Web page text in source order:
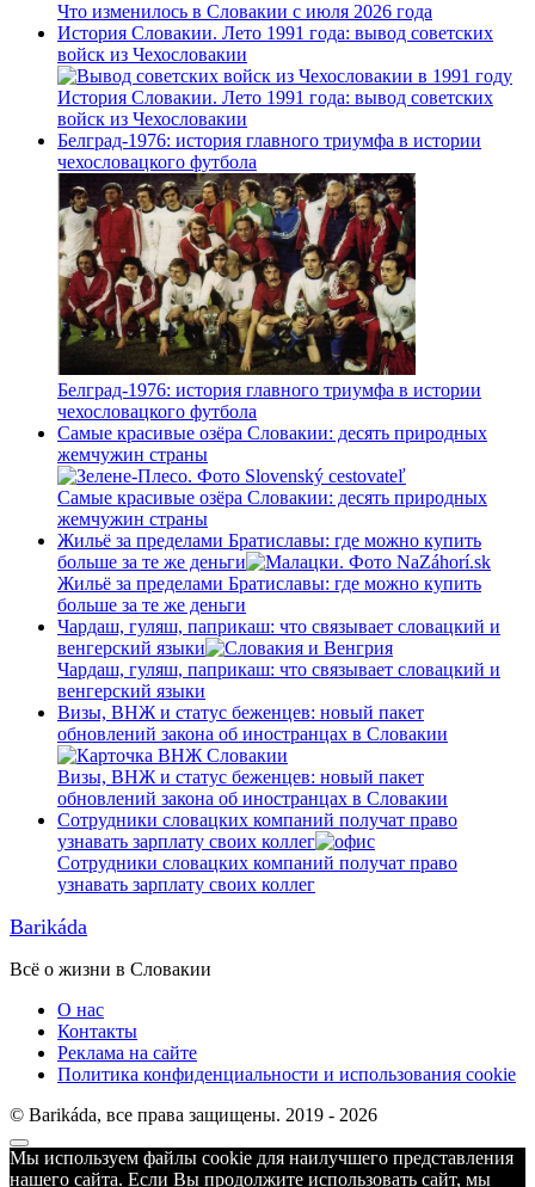
Что изменилось в Словакии с июля 2026 года
История Словакии. Лето 1991 года: вывод советских
войск из Чехословакии
История Словакии. Лето 1991 года: вывод советских
войск из Чехословакии
Белград-1976: история главного триумфа в истории
чехословацкого футбола
Белград-1976: история главного триумфа в истории
чехословацкого футбола
Самые красивые озёра Словакии: десять природных
жемчужин страны
Самые красивые озёра Словакии: десять природных
жемчужин страны
Жильё за пределами Братиславы: где можно купить
больше за те же деньги
Жильё за пределами Братиславы: где можно купить
больше за те же деньги
Чардаш, гуляш, паприкаш: что связывает словацкий и
венгерский языки
Чардаш, гуляш, паприкаш: что связывает словацкий и
венгерский языки
Визы, ВНЖ и статус беженцев: новый пакет
обновлений закона об иностранцах в Словакии
Визы, ВНЖ и статус беженцев: новый пакет
обновлений закона об иностранцах в Словакии
Сотрудники словацких компаний получат право
узнавать зарплату своих коллег
Сотрудники словацких компаний получат право
узнавать зарплату своих коллег
Barikáda
Всё о жизни в Словакии
О нас
Контакты
Реклама на сайте
Политика конфиденциальности и использования cookie
© Barikáda, все права защищены. 2019 - 2026
Прокрутка
к
Мы используем файлы cookie для наилучшего представления
нашего сайта. Если Вы продолжите использовать сайт, мы